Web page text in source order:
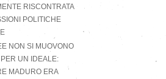
RISCONTRATA
POLITICHE
NON SI MUOVONO
UN IDEALE:
MADURO ERA